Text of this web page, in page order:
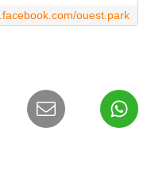
ouest.park